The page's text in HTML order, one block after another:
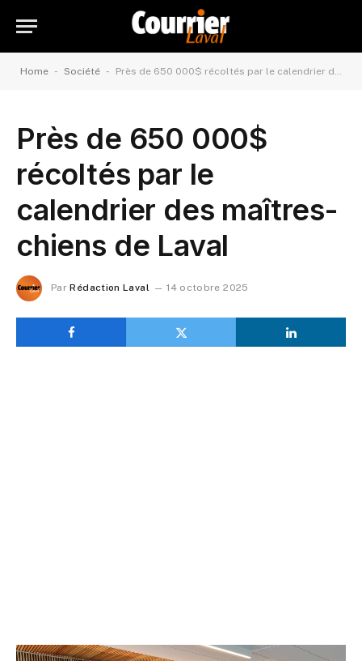
Home - Société - Près de 650 000$ récoltés par le calendrier des maîtres-chiens de Laval
Près de 650 000$
récoltés par le
calendrier des maîtres-
chiens de Laval
Par Rédaction Laval 14 octobre 2025